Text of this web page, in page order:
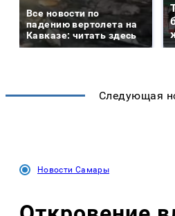
Все новости по
падению вертолета на
Кавказе: читать здесь
Следующая
Новости Самары